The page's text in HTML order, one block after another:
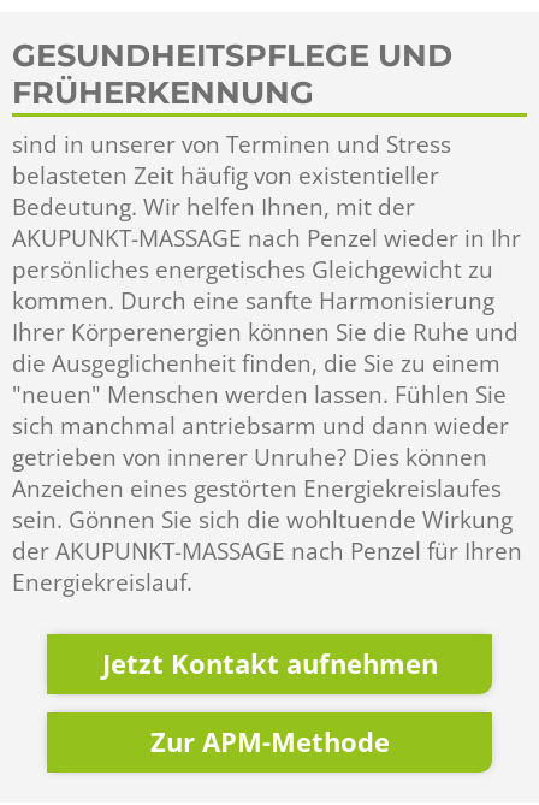
GESUNDHEITSPFLEGE UND
FRÜHERKENNUNG
sind in unserer von Terminen und Stress
belasteten Zeit häufig von existentieller
Bedeutung. Wir helfen Ihnen, mit der
AKUPUNKT-MASSAGE nach Penzel wieder in Ihr
persönliches energetisches Gleichgewicht zu
kommen. Durch eine sanfte Harmonisierung
Ihrer Körperenergien können Sie die Ruhe und
die Ausgeglichenheit finden, die Sie zu einem
"neuen" Menschen werden lassen. Fühlen Sie
sich manchmal antriebsarm und dann wieder
getrieben von innerer Unruhe? Dies können
Anzeichen eines gestörten Energiekreislaufes
sein. Gönnen Sie sich die wohltuende Wirkung
der AKUPUNKT-MASSAGE nach Penzel für Ihren
Energiekreislauf.
Jetzt Kontakt aufnehmen
Zur APM-Methode